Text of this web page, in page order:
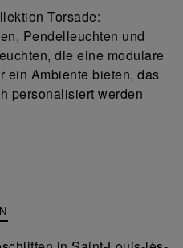
Torsade:
Pendelleuchten und
die eine modulare
ein Ambiente bieten, das
personalisiert werden